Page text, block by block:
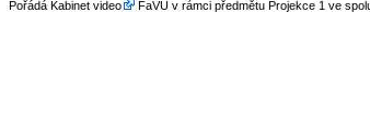
Pořádá Kabinet video FaVU v rámci předmětu Projekce 1 ve